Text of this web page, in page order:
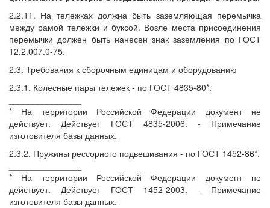
2.2.11. На тележках должна быть заземляющая перемычка
между рамой тележки и буксой. Возле места присоединения
перемычки должен быть нанесен знак заземления по ГОСТ
12.2.007.0-75.
2.3. Требования к сборочным единицам и оборудованию
2.3.1. Колесные пары тележек - по ГОСТ 4835-80*.
* На территории Российской Федерации документ не
действует. Действует ГОСТ 4835-2006. - Примечание
изготовителя базы данных.
2.3.2. Пружины рессорного подвешивания - по ГОСТ 1452-86*.
* На территории Российской Федерации документ не
действует. Действует ГОСТ 1452-2003. - Примечание
изготовителя базы данных.